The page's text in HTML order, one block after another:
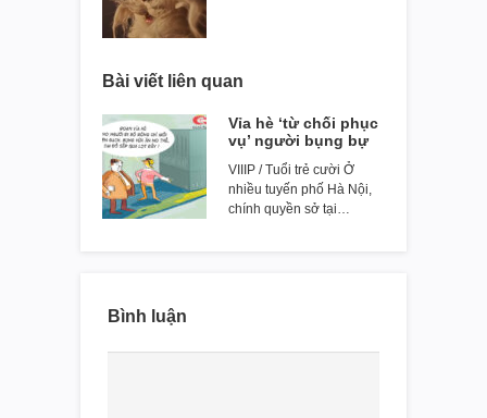
Bài viết liên quan
Vỉa hè ‘từ chối phục
vụ’ người bụng bự
VIIIP / Tuổi trẻ cười Ở
nhiều tuyến phố Hà Nội,
chính quyền sở tại…
Bình luận